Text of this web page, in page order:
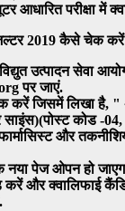
आधारित परीक्षा में
2019 कैसे चेक करें
उत्पादन सेवा
पर जाएं.
करें जिसमें लिखा है, "
कोड -
और
नया पेज ओपन हो
करें और क्वालिफाई